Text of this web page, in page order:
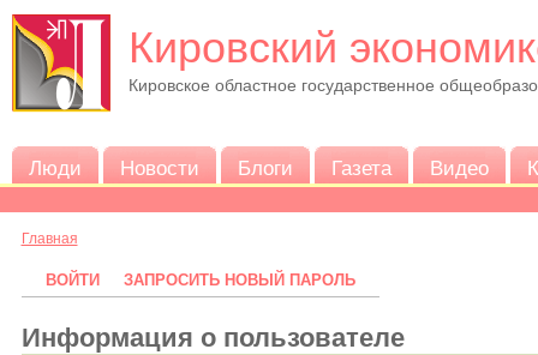
Кировский
Кировское областное государственное
Люди Новости Блоги Газета Видео
Главная
ВОЙТИ ЗАПРОСИТЬ НОВЫЙ ПАРОЛЬ
Информация о пользователе